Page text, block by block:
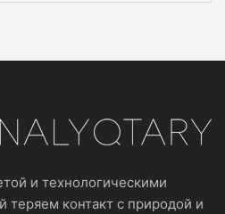
и технологическими
контакт с природой и